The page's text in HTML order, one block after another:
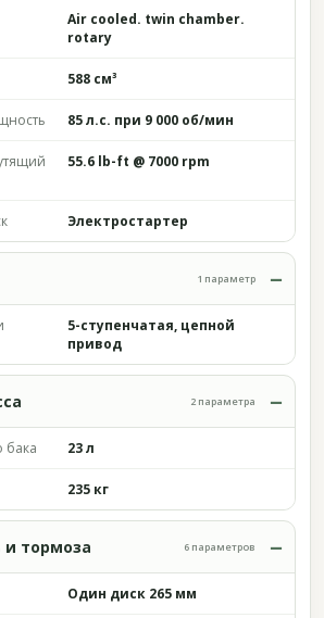
Air cooled. twin chamber.
rotary
588 см³
85 л.с. при 9 000 об/мин
55.6 lb-ft @ 7000 rpm
Электростартер
1 параметр
5-ступенчатая, цепной
привод
2 параметра
бака 23 л
235 кг
и тормоза 6 параметров
Один диск 265 мм